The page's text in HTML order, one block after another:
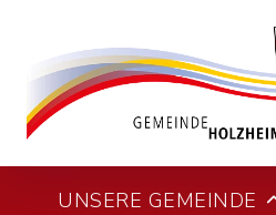
UNSERE GEMEINDE